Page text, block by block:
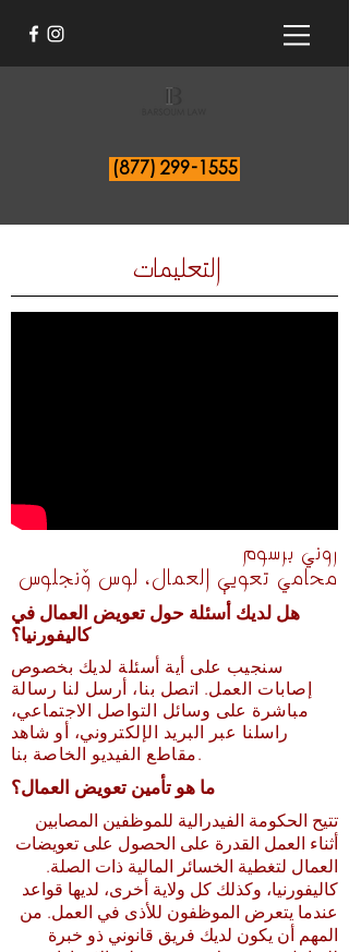
(877) 299-1555
التعليمات
روني برسوم
محامي تعويض العمال، لوس أنجلوس
هل لديك أسئلة حول تعويض العمال في
كاليفورنيا؟
سنجيب على أية أسئلة لديك بخصوص
إصابات العمل. اتصل بنا، أرسل لنا رسالة
مباشرة على وسائل التواصل الاجتماعي،
راسلنا عبر البريد الإلكتروني، أو شاهد
مقاطع الفيديو الخاصة بنا.
ما هو تأمين تعويض العمال؟
تتيح الحكومة الفيدرالية للموظفين المصابين
أثناء العمل القدرة على الحصول على تعويضات
العمال لتغطية الخسائر المالية ذات الصلة.
كاليفورنيا، وكذلك كل ولاية أخرى، لديها قواعد
عندما يتعرض الموظفون للأذى في العمل. من
المهم أن يكون لديك فريق قانوني ذو خبرة